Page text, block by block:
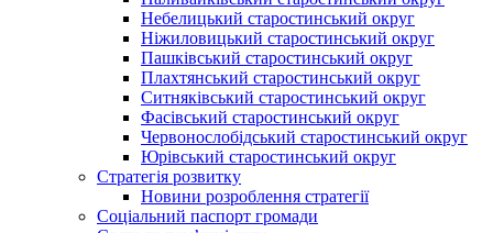
Небелицький старостинський округ
Ніжиловицький старостинський округ
Пашківський старостинський округ
Плахтянський старостинський округ
Ситняківський старостинський округ
Фасівський старостинський округ
Червонослобідський старостинський округ
Юрівський старостинський округ
Стратегія розвитку
Новини розроблення стратегії
Соціальний паспорт громади